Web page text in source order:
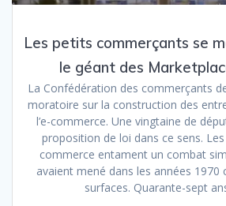
Les petits commerçants se
le géant des
La Confédération des commerçants
moratoire sur la construction des
l’e-commerce. Une vingtaine de
proposition de loi dans ce sens.
commerce entament un combat
avaient mené dans les années 1970
surfaces. Quarante-sept